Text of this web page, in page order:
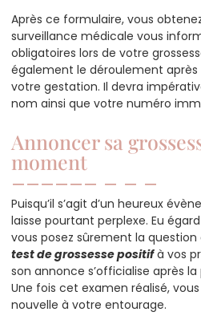
Après ce formulaire, vous
surveillance médicale vous
obligatoires lors de votre
également le déroulement
votre gestation. Il devra
nom ainsi que votre numéro
Annoncer sa
moment
Puisqu’il s’agit d’un heureux
laisse pourtant perplexe. Eu
vous posez sûrement la
test de grossesse positifà vos
son annonce s’officialise après
Une fois cet examen réalisé,
nouvelle à votre entourage.